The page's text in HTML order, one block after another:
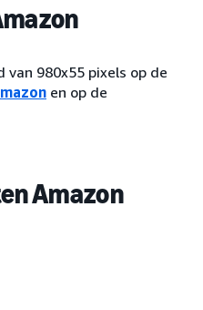
van 980x55 pixels op de
en op de
Amazon